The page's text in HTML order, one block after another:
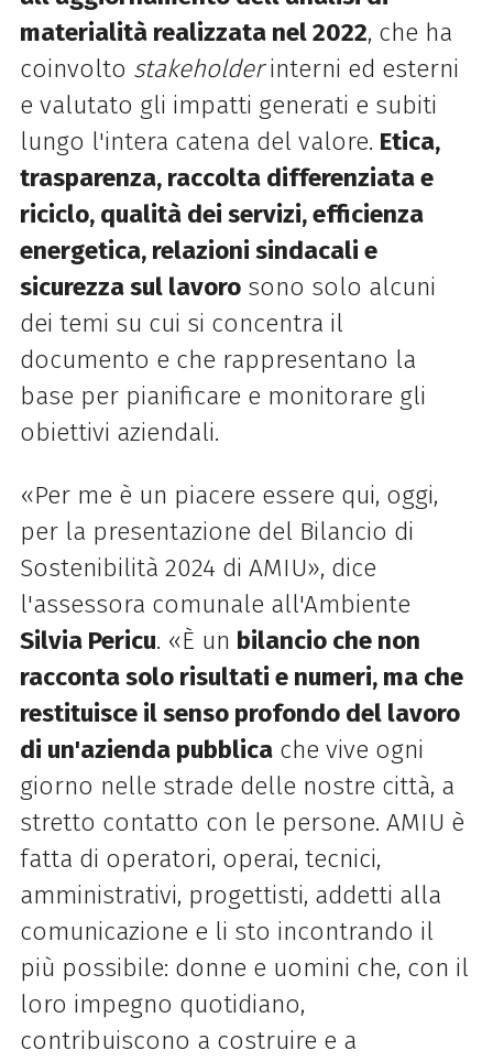
materialità realizzata nel 2022, che ha
coinvolto stakeholderinterni ed esterni
e valutato gli impatti generati e subiti
lungo l'intera catena del valore. Etica,
trasparenza, raccolta differenziata e
riciclo, qualità dei servizi, efficienza
energetica, relazioni sindacali e
sicurezza sul lavorosono solo alcuni
dei temi su cui si concentra il
documento e che rappresentano la
base per pianificare e monitorare gli
obiettivi aziendali.
«Per me è un piacere essere qui, oggi,
per la presentazione del Bilancio di
Sostenibilità 2024 di AMIU», dice
l'assessora comunale all'Ambiente
Silvia Pericu. «È un bilancio che non
racconta solo risultati e numeri, ma che
restituisce il senso profondo del lavoro
di un'azienda pubblicache vive ogni
giorno nelle strade delle nostre città, a
stretto contatto con le persone. AMIU è
fatta di operatori, operai, tecnici,
amministrativi, progettisti, addetti alla
comunicazione e li sto incontrando il
più possibile: donne e uomini che, con il
loro impegno quotidiano,
contribuiscono a costruire e a